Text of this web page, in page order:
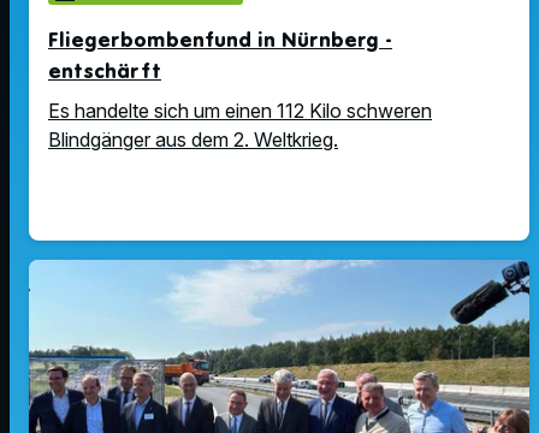
Fliegerbombenfund in Nürnberg -
entschärft
Es handelte sich um einen 112 Kilo schweren
Blindgänger aus dem 2. Weltkrieg.